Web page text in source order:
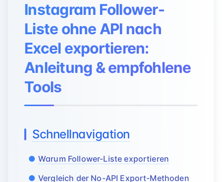
Instagram Follower-
Liste ohne API nach
Excel exportieren:
Anleitung & empfohlene
Tools
Schnellnavigation
Warum Follower-Liste exportieren
Vergleich der No-API Export-Methoden